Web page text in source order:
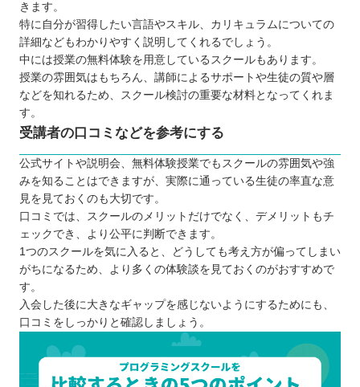
きます。
特に自分が習得したい言語やスキル、カリキュラムについての
詳細などもわかりやすく説明してくれるでしょう。
中には授業の無料体験を用意しているスクールもあります。
授業の雰囲気はもちろん、講師によるサポートや生徒の質や層
などを知れるため、スクール検討の重要な材料となってくれま
す。
受講者の口コミなどを参考にする
公式サイトや説明会、無料体験授業でもスクールの雰囲気や強
みを知ることはできますが、実際に通っている生徒の率直な意
見を見ておくのも大切です。
口コミでは、スクールのメリットだけでなく、デメリットもチ
ェックでき、より公平に判断できます。
1つのスクールを気に入ると、どうしても考え方が偏ってしまい
がちになるため、より多くの体験談を見ておくのがおすすめで
す。
入会した後に大きなギャップを感じないようにするためにも、
口コミをしっかりと確認しましょう。